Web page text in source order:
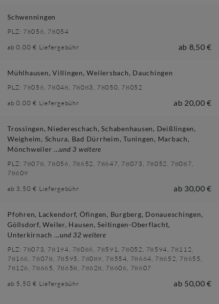
Schwenningen
PLZ: 78056, 78054
ab0,00 € Liefergebühr ab 8,50 €
Mühlhausen, Villingen, Weilersbach, Dauchingen
PLZ: 78056, 78048, 78083, 78050, 78052
ab0,00 € Liefergebühr ab 20,00 €
Trossingen, Niedereschach, Schabenhausen, Deißlingen,
Weigheim, Schura, Bad Dürrheim, Tuningen, Marbach,
Mönchweiler ...und 3 weitere
PLZ: 78078, 78056, 78652, 78647, 78073, 78052, 78087,
78609
ab 3,50 € Liefergebühr ab 30,00 €
Pfohren, Lackendorf, Öfingen, Burgberg, Donaueschingen,
Göllsdorf, Weiler, Hausen, Seitingen-Oberflacht,
Unterkirnach ...und 32 weitere
PLZ: 78073, 78194, 78086, 78591, 78052, 78594, 78112,
78166, 78078, 78595, 78089, 78554, 78664, 78652, 78655,
78126, 78665, 78658, 78628, 78606, 78607
ab 5,50 € Liefergebühr ab 50,00 €